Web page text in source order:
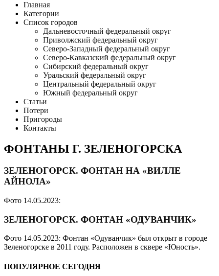
Главная
Категории
Список городов
Дальневосточный федеральный округ
Приволжский федеральный округ
Северо-Западный федеральный округ
Северо-Кавказский федеральный округ
Сибирский федеральный округ
Уральский федеральный округ
Центральный федеральный округ
Южный федеральный округ
Статьи
Потери
Пригороды
Контакты
ФОНТАНЫ Г. ЗЕЛЕНОГОРСКА
ЗЕЛЕНОГОРСК. ФОНТАН НА «ВИЛЛЕ
АЙНОЛА»
Фото 14.05.2023:
ЗЕЛЕНОГОРСК. ФОНТАН «ОДУВАНЧИК»
Фото 14.05.2023: Фонтан «Одуванчик» был открыт в городе
Зеленогорске в 2011 году. Расположен в сквере «Юность».
ПОПУЛЯРНОЕ СЕГОДНЯ